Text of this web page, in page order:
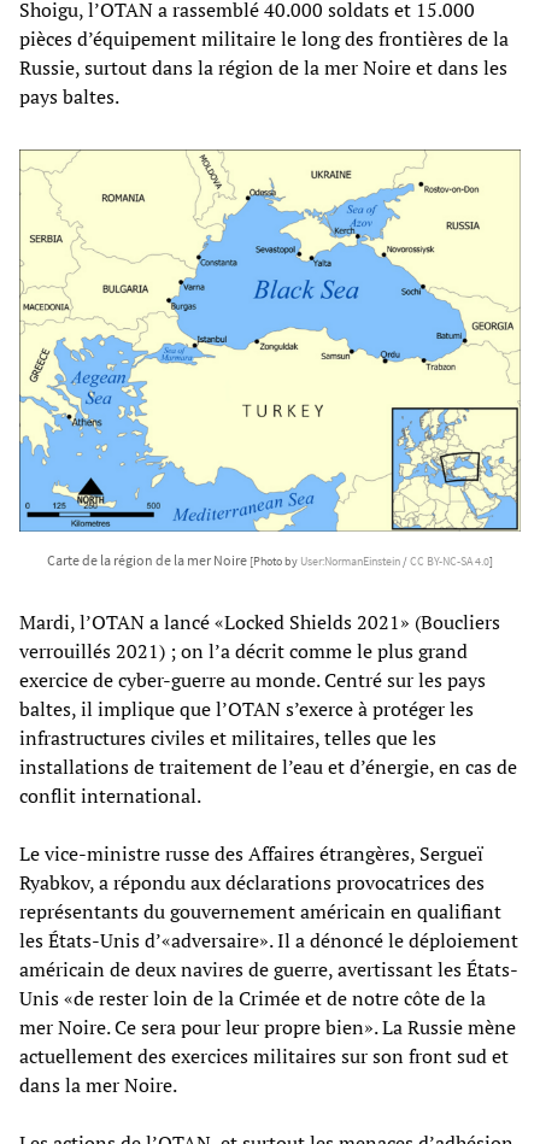
Shoigu, l’OTAN a rassemblé 40.000 soldats et 15.000
pièces d’équipement militaire le long des frontières de la
Russie, surtout dans la région de la mer Noire et dans les
pays baltes.
Carte de la région de la mer Noire [Photo by User:NormanEinstein/CC BY-NC-SA 4.0]
Mardi, l’OTAN a lancé «Locked Shields 2021» (Boucliers
verrouillés 2021) ; on l’a décrit comme le plus grand
exercice de cyber-guerre au monde. Centré sur les pays
baltes, il implique que l’OTAN s’exerce à protéger les
infrastructures civiles et militaires, telles que les
installations de traitement de l’eau et d’énergie, en cas de
conflit international.
Le vice-ministre russe des Affaires étrangères, Sergueï
Ryabkov, a répondu aux déclarations provocatrices des
représentants du gouvernement américain en qualifiant
les États-Unis d’«adversaire». Il a dénoncé le déploiement
américain de deux navires de guerre, avertissant les États-
Unis «de rester loin de la Crimée et de notre côte de la
mer Noire. Ce sera pour leur propre bien». La Russie mène
actuellement des exercices militaires sur son front sud et
dans la mer Noire.